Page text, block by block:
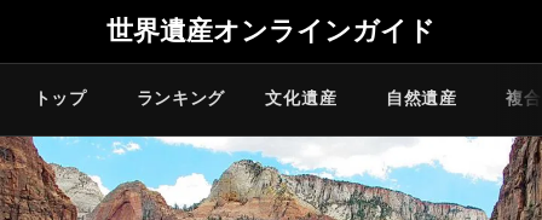
世界遺産オンラインガイド
トップ ランキング 文化遺産 自然遺産 複